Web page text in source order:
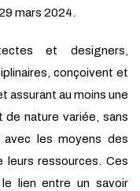
mars 2024.
et designers,
conçoivent et
assurant au moins une
nature variée, sans
les moyens des
ressources. Ces
lien entre un savoir